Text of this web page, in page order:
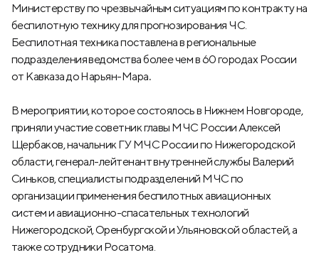
Министерству по чрезвычайным ситуациям по контракту на
беспилотную технику для прогнозирования ЧС.
Беспилотная техника поставлена в региональные
подразделения ведомства более чем в 60 городах России
от Кавказа до Нарьян-Мара.
В мероприятии, которое состоялось в Нижнем Новгороде,
приняли участие советник главы МЧС России Алексей
Щербаков, начальник ГУ МЧС России по Нижегородской
области, генерал-лейтенант внутренней службы Валерий
Синьков, специалисты подразделений МЧС по
организации применения беспилотных авиационных
систем и авиационно-спасательных технологий
Нижегородской, Оренбургской и Ульяновской областей, а
также сотрудники Росатома.